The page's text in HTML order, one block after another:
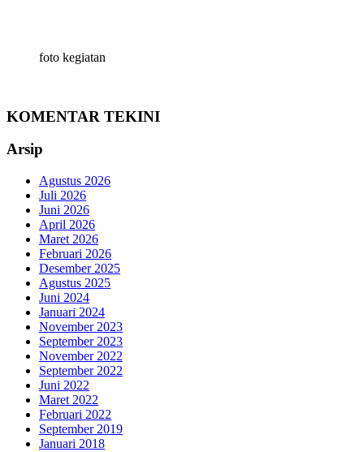
foto kegiatan
KOMENTAR TEKINI
Arsip
Agustus 2026
Juli 2026
Juni 2026
April 2026
Maret 2026
Februari 2026
Desember 2025
Agustus 2025
Juni 2024
Januari 2024
November 2023
September 2023
November 2022
September 2022
Juni 2022
Maret 2022
Februari 2022
September 2019
Januari 2018